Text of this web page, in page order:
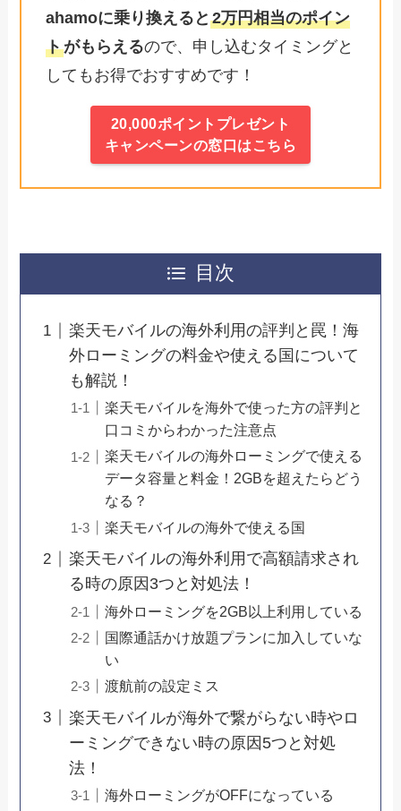
ahamoに乗り換えると2万円相当のポイン
トがもらえるので、申し込むタイミングと
してもお得でおすすめです！
20,000ポイントプレゼント
キャンペーンの窓口はこちら
目次
楽天モバイルの海外利用の評判と罠！海
外ローミングの料金や使える国について
も解説！
楽天モバイルを海外で使った方の評判と
口コミからわかった注意点
楽天モバイルの海外ローミングで使える
データ容量と料金！2GBを超えたらどう
なる？
楽天モバイルの海外で使える国
楽天モバイルの海外利用で高額請求され
る時の原因3つと対処法！
海外ローミングを2GB以上利用している
国際通話かけ放題プランに加入していな
い
渡航前の設定ミス
楽天モバイルが海外で繋がらない時やロ
ーミングできない時の原因5つと対処
法！
海外ローミングがOFFになっている